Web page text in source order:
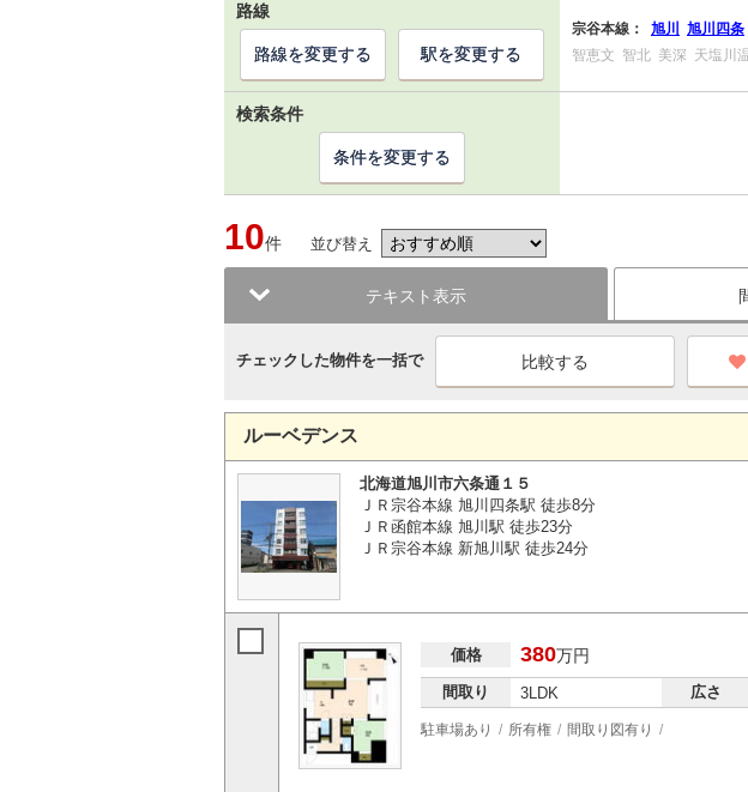
路線
宗谷本線： 旭川 旭川四条
智恵文 智北 美深 天塩川
路線を変更する 駅を変更する
検索条件
条件を変更する
10件 並び替え
テキスト表示
チェックした物件を一括で
ルーベデンス
北海道旭川市六条通１５
ＪＲ宗谷本線 旭川四条駅 徒歩8分
ＪＲ函館本線 旭川駅 徒歩23分
ＪＲ宗谷本線 新旭川駅 徒歩24分
価格 380万円
間取り 3LDK 広さ
駐車場あり 所有権 間取り図有り